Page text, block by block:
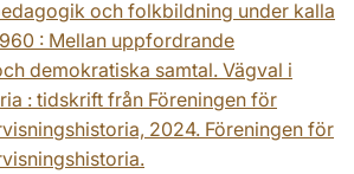
och folkbildning under kalla
: Mellan uppfordrande
demokratiska samtal. Vägval i
: tidskrift från Föreningen för
2024. Föreningen för